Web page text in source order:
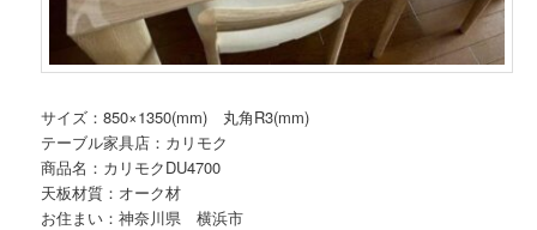
サイズ：850×1350(mm) 丸角R3(mm)
テーブル家具店：カリモク
商品名：カリモクDU4700
天板材質：オーク材
お住まい：神奈川県 横浜市